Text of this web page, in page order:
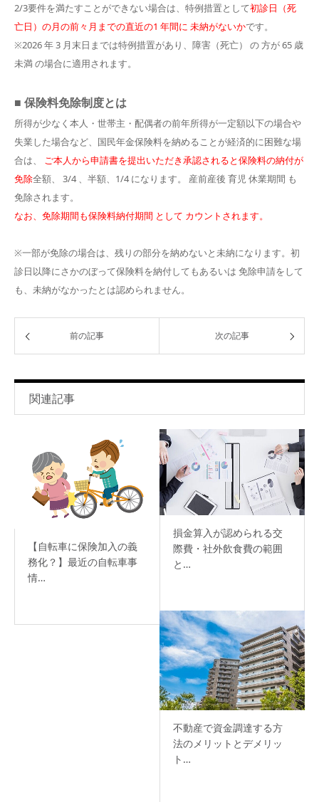
2/3要件を満たすことができない場合は、特例措置として初診日（死
亡日）の月の前々月までの直近の1 年間に 未納がないかです。
※2026 年 3 月末日までは特例措置があり、障害（死亡） の 方が 65 歳
未満 の場合に適用されます。
■ 保険料免除制度とは
所得が少なく本人・世帯主・配偶者の前年所得が一定額以下の場合や
失業した場合など、国民年金保険料を納めることが経済的に困難な場
合は、 ご本人から申請書を提出いただき承認されると保険料の納付が
免除全額、 3/4 、半額、1/4 になります。 産前産後 育児 休業期間 も
免除されます。
なお、免除期間も保険料納付期間 として カウントされます。
※一部が免除の場合は、残りの部分を納めないと未納になります。初
診日以降にさかのぼって保険料を納付してもあるいは 免除申請をして
も、未納がなかったとは認められません。
前の記事 次の記事
関連記事
【自転車に保険加入の義
務化？】最近の自転車事
情…
損金算入が認められる交
際費・社外飲食費の範囲
と…
不動産で資金調達する方
法のメリットとデメリッ
ト…